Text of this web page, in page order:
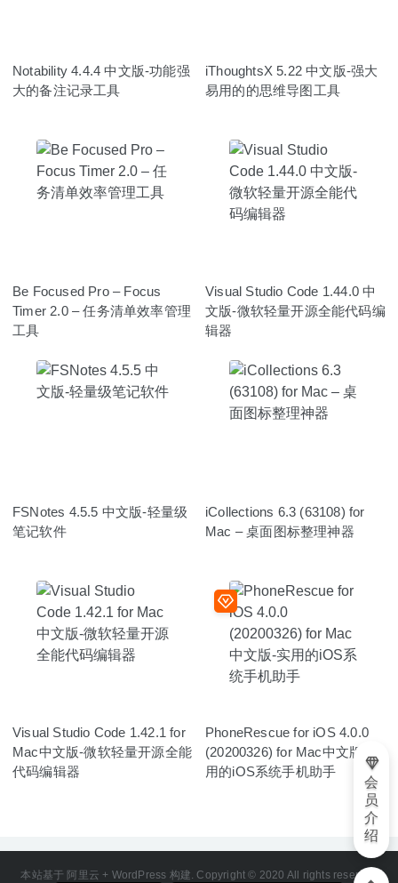
Notability 4.4.4 中文版-功能强
大的备注记录工具
iThoughtsX 5.22 中文版-强大
易用的的思维导图工具
Be Focused Pro – Focus
Timer 2.0 – 任务清单效率管理
工具
Visual Studio Code 1.44.0 中
文版-微软轻量开源全能代码编
辑器
FSNotes 4.5.5 中文版-轻量级
笔记软件
iCollections 6.3 (63108) for
Mac – 桌面图标整理神器
Visual Studio Code 1.42.1 for
Mac中文版-微软轻量开源全能
代码编辑器
PhoneRescue for iOS 4.0.0
(20200326) for Mac中文版-实
用的iOS系统手机助手
本站基于 阿里云 + WordPress 构建. Copyright © 2020 All rights reserved
会
员
介
绍